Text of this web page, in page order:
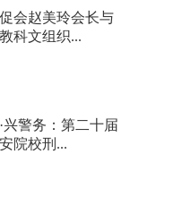
会赵美玲会长与
科文组织...
兴警务：第二十届
院校刑...